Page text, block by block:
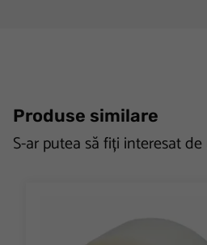
Produse similare
S-ar putea să fiți interesat